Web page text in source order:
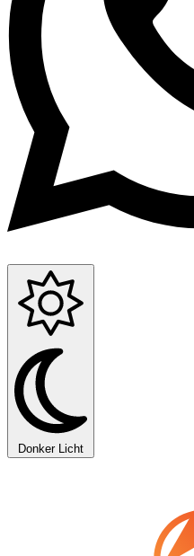
Donker Licht